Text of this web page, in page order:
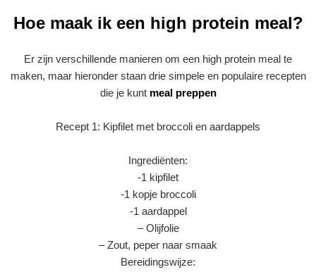
Hoe maak ik een high protein meal?
Er zijn verschillende manieren om een high protein meal te
maken, maar hieronder staan drie simpele en populaire recepten
die je kunt meal preppen
Recept 1: Kipfilet met broccoli en aardappels
Ingrediënten:
-1 kipfilet
-1 kopje broccoli
-1 aardappel
– Olijfolie
– Zout, peper naar smaak
Bereidingswijze: